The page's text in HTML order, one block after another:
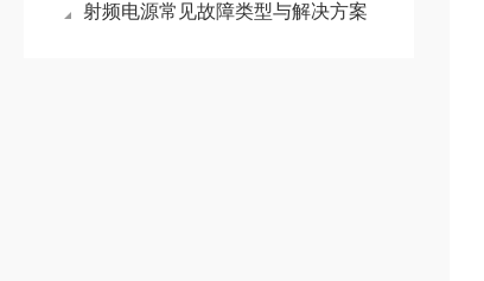
射频电源常见故障类型与解决方案